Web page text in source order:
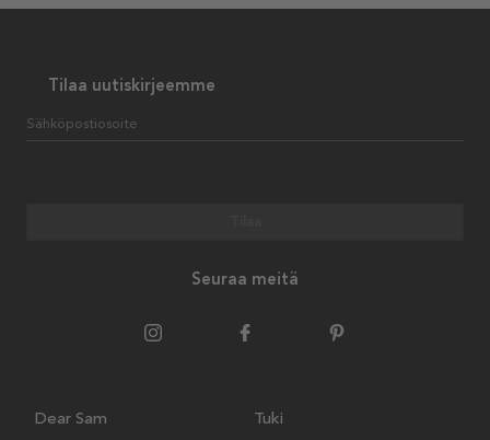
Tilaa uutiskirjeemme
Sähköpostiosoite
Seuraa meitä
Dear Sam Tuki